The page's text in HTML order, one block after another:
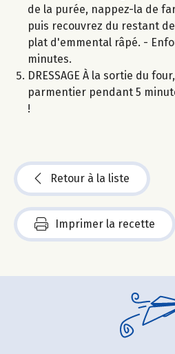
de la purée, nappez-la de
puis recouvrez du restant
plat d'emmental râpé. -
minutes.
DRESSAGE À la sortie du
parmentier pendant 5
!
Retour à la liste
Imprimer la recette